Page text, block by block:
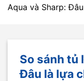
Aqua và Sharp:
So sánh tủ
Đâu là lựa